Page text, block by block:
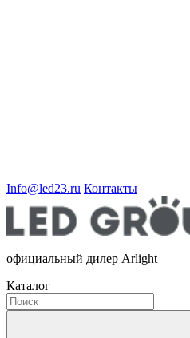
Info@led23.ru Контакты
официальный дилер Arlight
Каталог